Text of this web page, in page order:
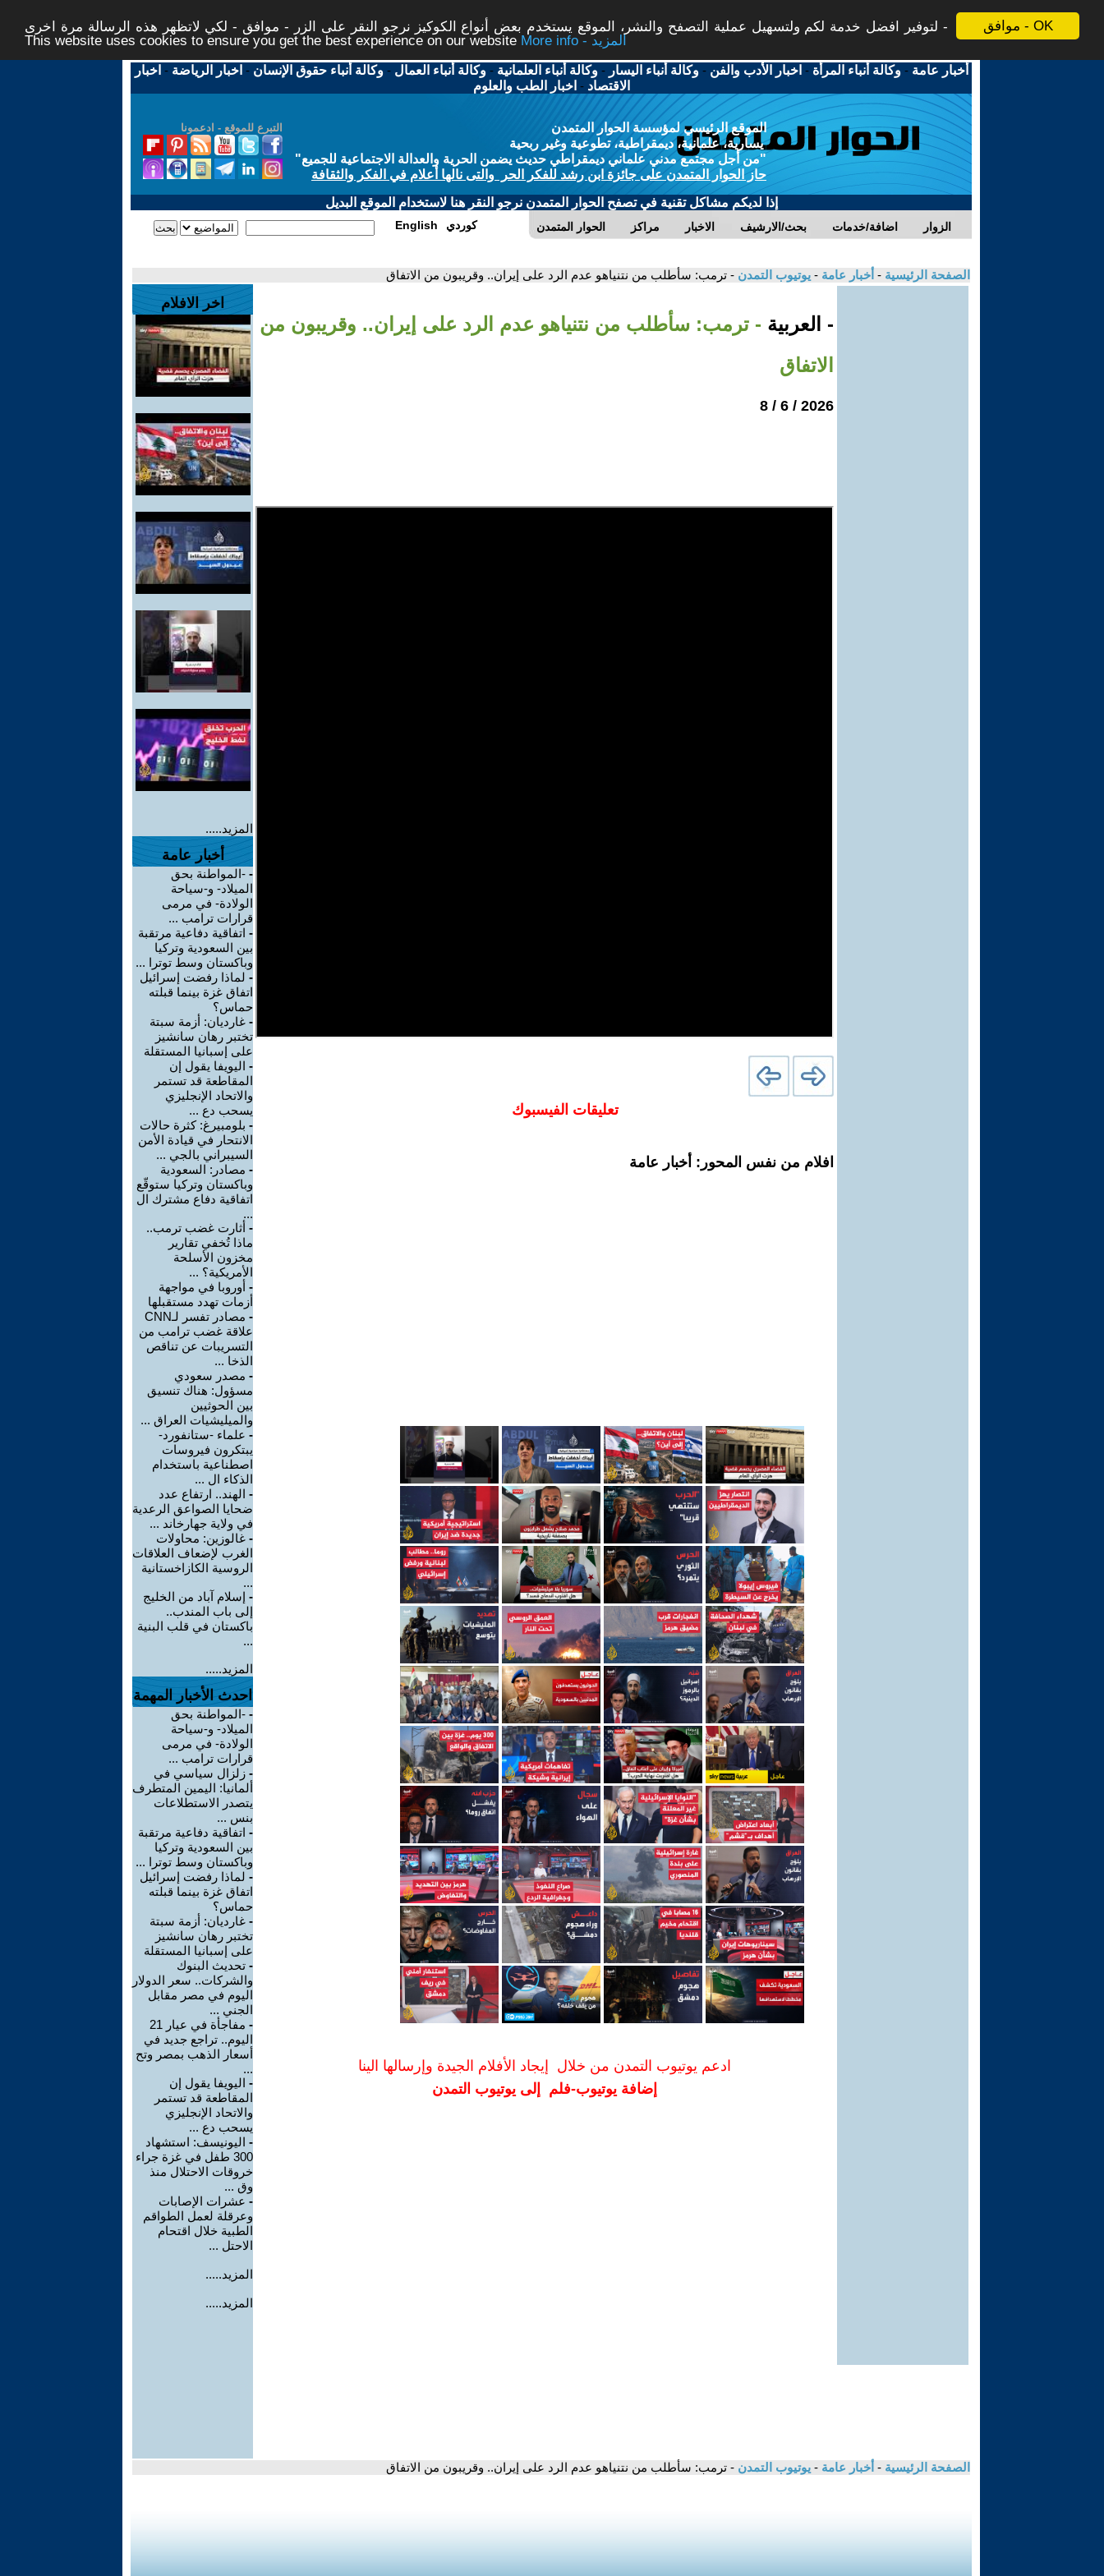
موافق - OK
لتوفير افضل خدمة لكم ولتسهيل عملية التصفح والنشر، الموقع يستخدم بعض أنواع الكوكيز نرجو النقر على الزر - موافق - لكي لاتظهر هذه الرسالة مرة اخرى -
This website uses cookies to ensure you get the best experience on our website
More info - المزيد
أخبار عامة -وكالة أنباء المرأة - اخبار الأدب والفن -وكالة أنباء اليسار -وكالة أنباء العلمانية -وكالة أنباء العمال -وكالة أنباء حقوق الإنسان - اخبار الرياضة - اخبار
الاقتصاد - اخبار الطب والعلوم
التبرع للموقع - ادعمونا
الموقع الرئيسي لمؤسسة الحوار المتمدن
يسارية، علمانية، ديمقراطية، تطوعية وغير ربحية
"من أجل مجتمع مدني علماني ديمقراطي حديث يضمن الحرية والعدالة الاجتماعية للجميع"
حاز الحوار المتمدن على جائزة ابن رشد للفكر الحر والتى نالها أعلام في الفكر والثقافة
إذا لديكم مشاكل تقنية في تصفح الحوار المتمدن نرجو النقر هنا لاستخدام الموقع البديل
الحوار المتمدن مراكز الاخبار بحث/الارشيف اضافة/خدمات الزوار English كوردي
الصفحة الرئيسية - أخبار عامة - يوتيوب التمدن - ترمب: سأطلب من نتنياهو عدم الرد على إيران.. وقريبون من الاتفاق
- العربية - ترمب: سأطلب من نتنياهو عدم الرد على إيران.. وقريبون من
الاتفاق
2026 / 6 / 8
تعليقات الفيسبوك
افلام من نفس المحور: أخبار عامة
ادعم يوتيوب التمدن من خلال إيجاد الأفلام الجيدة وإرسالها الينا
إضافة يوتيوب-فلم إلى يوتيوب التمدن
اخر الافلام
المزيد.....
أخبار عامة
- -المواطنة بحق
الميلاد- و-سياحة
الولادة- في مرمى
قرارات ترامب ...
- اتفاقية دفاعية مرتقبة
بين السعودية وتركيا
وباكستان وسط توترا ...
- لماذا رفضت إسرائيل
اتفاق غزة بينما قبلته
حماس؟
- غارديان: أزمة سبتة
تختبر رهان سانشيز
على إسبانيا المستقلة
- اليويفا يقول إن
المقاطعة قد تستمر
والاتحاد الإنجليزي
يسحب دع ...
- بلومبيرغ: كثرة حالات
الانتحار في قيادة الأمن
السيبراني بالجي ...
- مصادر: السعودية
وباكستان وتركيا ستوقّع
اتفاقية دفاع مشترك ال
...
- أثارت غضب ترمب..
ماذا تُخفي تقارير
مخزون الأسلحة
الأمريكية؟ ...
- أوروبا في مواجهة
أزمات تهدد مستقبلها
-
مصادر تفسر لـCNN
علاقة غضب ترامب من
التسريبات عن تناقص
الذخا ...
- مصدر سعودي
مسؤول: هناك تنسيق
بين الحوثيين
والميليشيات العراق ...
- علماء -ستانفورد-
يبتكرون فيروسات
اصطناعية باستخدام
الذكاء ال ...
- الهند.. ارتفاع عدد
ضحايا الصواعق الرعدية
في ولاية جهارخاند ...
- غالوزين: محاولات
الغرب لإضعاف العلاقات
الروسية الكازاخستانية
...
- إسلام آباد من الخليج
إلى باب المندب..
باكستان في قلب البنية
...
المزيد.....
احدث الأخبار المهمة
- -المواطنة بحق
الميلاد- و-سياحة
الولادة- في مرمى
قرارات ترامب ...
- زلزال سياسي في
ألمانيا: اليمين المتطرف
يتصدر الاستطلاعات
بنس ...
- اتفاقية دفاعية مرتقبة
بين السعودية وتركيا
وباكستان وسط توترا ...
- لماذا رفضت إسرائيل
اتفاق غزة بينما قبلته
حماس؟
- غارديان: أزمة سبتة
تختبر رهان سانشيز
على إسبانيا المستقلة
- تحديث البنوك
والشركات.. سعر الدولار
اليوم في مصر مقابل
الجني ...
-
مفاجأة في عيار 21
اليوم.. تراجع جديد في
أسعار الذهب بمصر وتح
...
- اليويفا يقول إن
المقاطعة قد تستمر
والاتحاد الإنجليزي
يسحب دع ...
- اليونيسف: استشهاد
300 طفل في غزة جراء
خروقات الاحتلال منذ
وق ...
- عشرات الإصابات
وعرقلة لعمل الطواقم
الطبية خلال اقتحام
الاحتل ...
المزيد.....
المزيد.....
الصفحة الرئيسية - أخبار عامة - يوتيوب التمدن - ترمب: سأطلب من نتنياهو عدم الرد على إيران.. وقريبون من الاتفاق